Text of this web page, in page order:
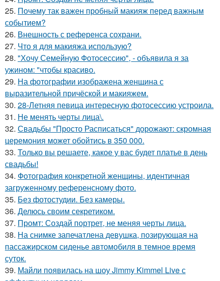
25. Почему так важен пробный макияж перед важным
событием?
26. Внешность с референса сохрани.
27. Что я для макияжа использую?
28. "Хочу Семейную Фотосессию", - объявила я за
ужином: "чтобы красиво.
29. На фотографии изображена женщина с
выразительной причёской и макияжем.
30. 28-Летняя певица интересную фотосессию устроила.
31. Не менять черты лица\.
32. Свадьбы "Просто Расписаться" дорожают: скромная
церемония может обойтись в 350 000.
33. Только вы решаете, какое у вас будет платье в день
свадьбы!
34. Фотография конкретной женщины, идентичная
загруженному референсному фото.
35. Без фотостудии. Без камеры.
36. Делюсь своим секретиком.
37. Промт: Создай портрет, не меняя черты лица.
38. На снимке запечатлена девушка, позирующая на
пассажирском сиденье автомобиля в темное время
суток.
39. Майли появилась на шоу Jimmy Kimmel Live с